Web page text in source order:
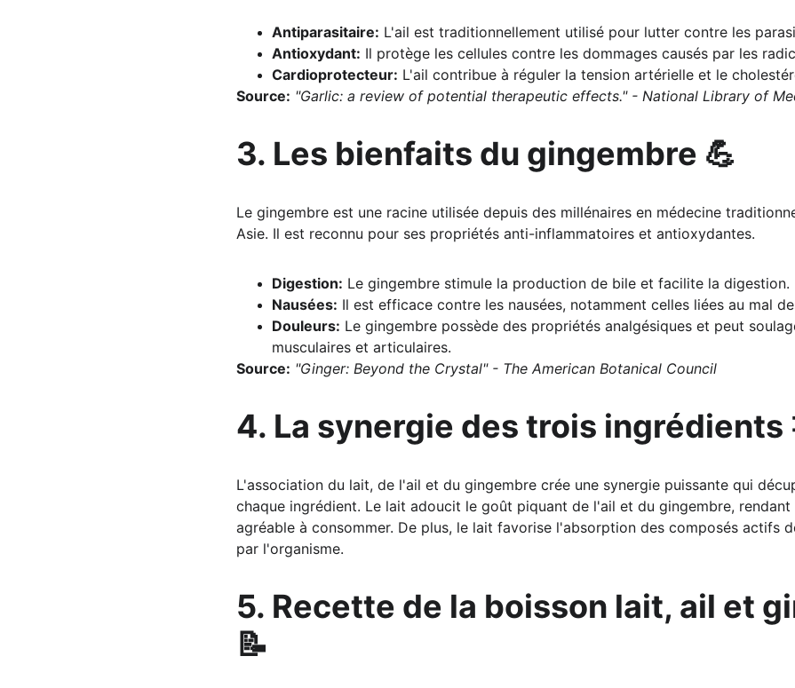
Antiparasitaire: L'ail est traditionnellement utilisé pour lutter contre les
Antioxydant: Il protège les cellules contre les dommages causés par les
Cardioprotecteur: L'ail contribue à réguler la tension artérielle et le
Source: "Garlic: a review of potential therapeutic effects." - National Library of
3. Les bienfaits du gingembre 💪
Le gingembre est une racine utilisée depuis des millénaires en médecine
Asie. Il est reconnu pour ses propriétés anti-inflammatoires et antioxydantes.
Digestion: Le gingembre stimule la production de bile et facilite la digestion.
Nausées: Il est efficace contre les nausées, notamment celles liées au mal
Douleurs: Le gingembre possède des propriétés analgésiques et peut
musculaires et articulaires.
Source: "Ginger: Beyond the Crystal" - The American Botanical Council
4. La synergie des trois ingrédients
L'association du lait, de l'ail et du gingembre crée une synergie puissante qui
chaque ingrédient. Le lait adoucit le goût piquant de l'ail et du gingembre, rendant
agréable à consommer. De plus, le lait favorise l'absorption des composés actifs
par l'organisme.
5. Recette de la boisson lait, ail et
📝